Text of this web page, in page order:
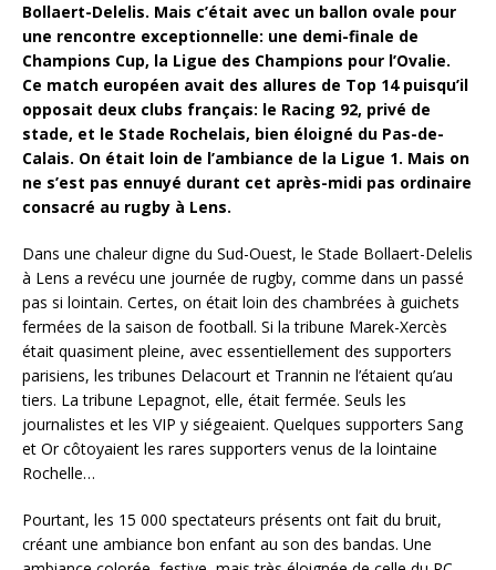
Bollaert-Delelis. Mais c’était avec un ballon ovale pour
une rencontre exceptionnelle: une demi-finale de
Champions Cup, la Ligue des Champions pour l’Ovalie.
Ce match européen avait des allures de Top 14 puisqu’il
opposait deux clubs français: le Racing 92, privé de
stade, et le Stade Rochelais, bien éloigné du Pas-de-
Calais. On était loin de l’ambiance de la Ligue 1. Mais on
ne s’est pas ennuyé durant cet après-midi pas ordinaire
consacré au rugby à Lens.
Dans une chaleur digne du Sud-Ouest, le Stade Bollaert-Delelis
à Lens a revécu une journée de rugby, comme dans un passé
pas si lointain. Certes, on était loin des chambrées à guichets
fermées de la saison de football. Si la tribune Marek-Xercès
était quasiment pleine, avec essentiellement des supporters
parisiens, les tribunes Delacourt et Trannin ne l’étaient qu’au
tiers. La tribune Lepagnot, elle, était fermée. Seuls les
journalistes et les VIP y siégeaient. Quelques supporters Sang
et Or côtoyaient les rares supporters venus de la lointaine
Rochelle…
Pourtant, les 15 000 spectateurs présents ont fait du bruit,
créant une ambiance bon enfant au son des bandas. Une